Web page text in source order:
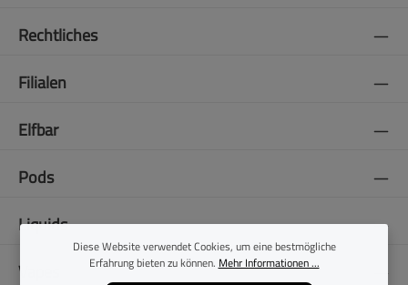
Rechtliches
Filialen
Elfbar
Pods
Liquids
Vapes
Diese Website verwendet Cookies, um eine bestmögliche
Erfahrung bieten zu können. Mehr Informationen ...